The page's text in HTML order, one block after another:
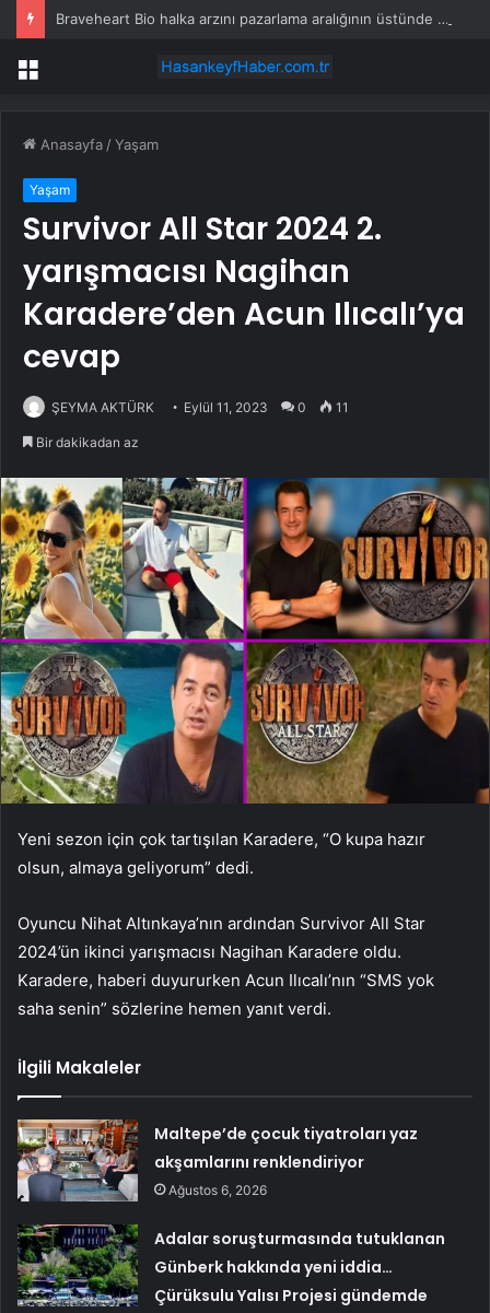
Braveheart Bio halka arzını pazarlama aralığının üstünde fiyatlandırıyor
Menü
Anasayfa /Yaşam
Yaşam
Survivor All Star 2024 2.
yarışmacısı Nagihan
Karadere’den Acun Ilıcalı’ya
cevap
ŞEYMA AKTÜRK Eylül 11, 2023 0 11
Bir dakikadan az
Yeni sezon için çok tartışılan Karadere, “O kupa hazır
olsun, almaya geliyorum” dedi.
Oyuncu Nihat Altınkaya’nın ardından Survivor All Star
2024’ün ikinci yarışmacısı Nagihan Karadere oldu.
Karadere, haberi duyururken Acun Ilıcalı’nın “SMS yok
saha senin” sözlerine hemen yanıt verdi.
İlgili Makaleler
Maltepe’de çocuk tiyatroları yaz
akşamlarını renklendiriyor
Ağustos 6, 2026
Adalar soruşturmasında tutuklanan
Günberk hakkında yeni iddia…
Çürüksulu Yalısı Projesi gündemde